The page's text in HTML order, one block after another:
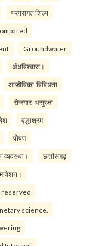
परंपरागत शिल्प
Groundwater.
अंधविश्वास।
आजीविका-विविधता
रोजगार-असुरक्षा
वृद्धाश्रम
पोषण
व्यवस्था। छत्तीसगढ़
reserved
science.